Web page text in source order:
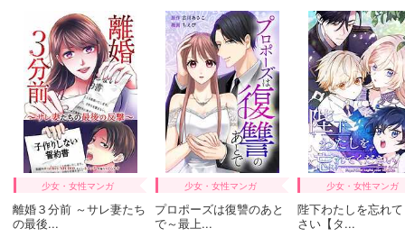
少女・女性マンガ
離婚３分前 ～サレ妻たち
の最後...
少女・女性マンガ
プロポーズは復讐のあと
で～最上...
少女・女性マンガ
陛下わたしを忘れ
さい【タ...